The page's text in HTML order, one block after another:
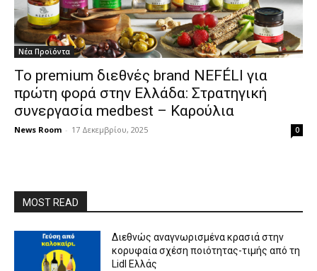
Νέα Προϊόντα
Το premium διεθνές brand NEFÉLI για
πρώτη φορά στην Ελλάδα: Στρατηγική
συνεργασία medbest – Καρούλια
News Room - 17 Δεκεμβρίου, 2025 0
MOST READ
Διεθνώς αναγνωρισμένα κρασιά στην
κορυφαία σχέση ποιότητας-τιμής από τη
Lidl Ελλάς